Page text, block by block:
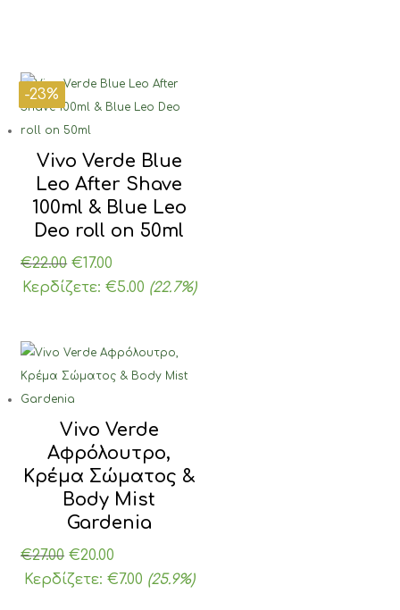
-23%
Vivo Verde Blue
Leo After Shave
100ml & Blue Leo
Deo roll on 50ml
€22.00 Original
price
€17.00
τρέχουσα
€17.00.
Κερδίζετε: €5.00 (22.7%)
-26%
Vivo Verde
Αφρόλουτρο,
Κρέμα Σώματος &
Body Mist
Gardenia
€27.00 Original
price
€20.00
τρέχουσα
Κερδίζετε: €7.00 (25.9%)
-30%
-23%